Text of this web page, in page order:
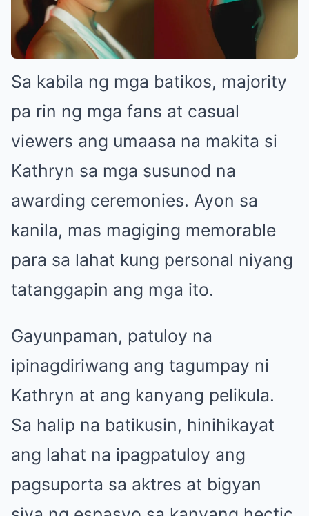
Sa kabila ng mga batikos, majority
pa rin ng mga fans at casual
viewers ang umaasa na makita si
Kathryn sa mga susunod na
awarding ceremonies. Ayon sa
kanila, mas magiging memorable
para sa lahat kung personal niyang
tatanggapin ang mga ito.
Gayunpaman, patuloy na
ipinagdiriwang ang tagumpay ni
Kathryn at ang kanyang pelikula.
Sa halip na batikusin, hinihikayat
ang lahat na ipagpatuloy ang
pagsuporta sa aktres at bigyan